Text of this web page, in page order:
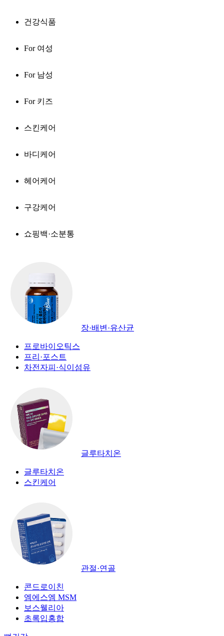
건강식품
For 여성
For 남성
For 키즈
스킨케어
바디케어
헤어케어
구강케어
쇼핑백·소분통
장·배변·유산균
프로바이오틱스
프리·포스트
차전자피·식이섬유
글루타치온
글루타치온
스킨케어
관절·연골
콘드로이친
엠에스엠 MSM
보스웰리아
초록입홍합